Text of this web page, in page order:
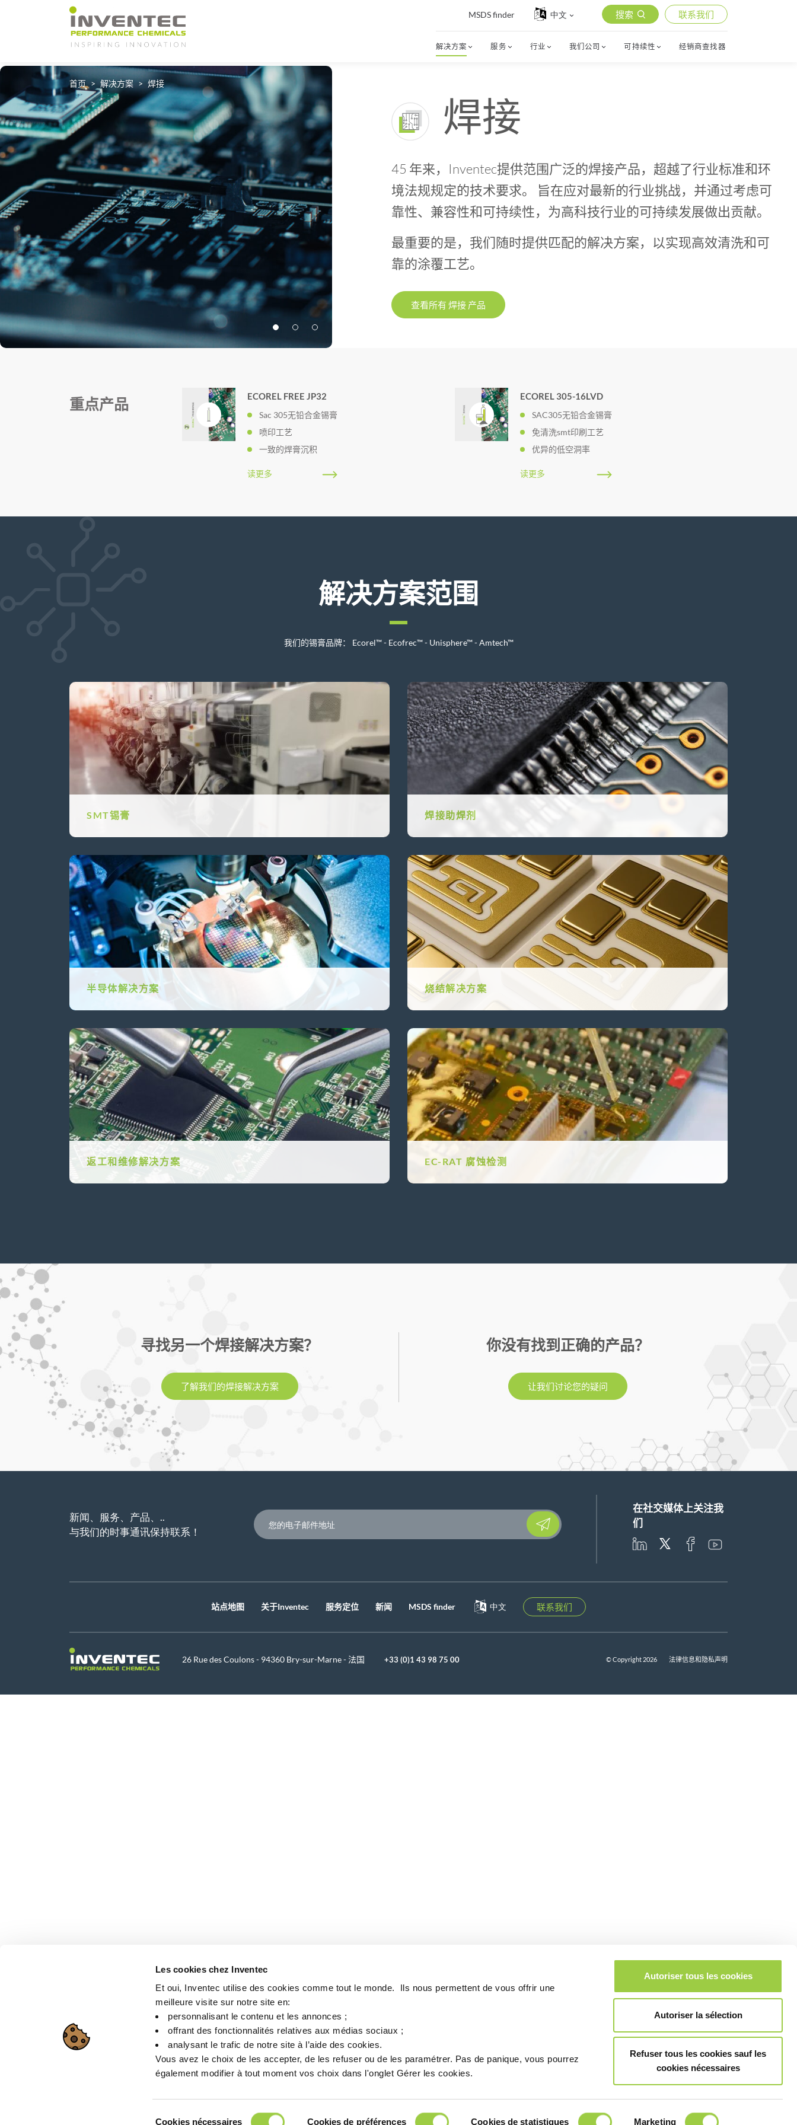
Les cookies chez Inventec
Et oui, Inventec utilise des cookies comme tout le monde. ​ Ils nous permettent de vous offrir une
meilleure visite sur notre site en:​
personnalisant le contenu et les annonces ;​
offrant des fonctionnalités relatives aux médias sociaux ; ​
analysant le trafic de notre site à l’aide des cookies.​
Vous avez le choix de les accepter, de les refuser ou de les paramétrer.​ Pas de panique, vous pourrez
également modifier à tout moment vos choix dans l'onglet Gérer les cookies.​ ​ ​
Cookies nécessaires Cookies de préférences Cookies de statistiques Marketing
Autoriser tous les cookies
Autoriser la sélection
Refuser tous les cookies sauf les
cookies nécessaires
Main Navigation
MSDS finder 中文 搜索 联系我们
解决方案 服务 行业 我们公司 可持续性 经销商查找器
首页 解决方案 焊接
焊接
45 年来，Inventec提供范围广泛的焊接产品，超越了行业标准和环
境法规规定的技术要求。 旨在应对最新的行业挑战，并通过考虑可
靠性、兼容性和可持续性，为高科技行业的可持续发展做出贡献。
最重要的是，我们随时提供匹配的解决方案，以实现高效清洗和可
靠的涂覆工艺。
查看所有 焊接 产品
重点产品 ECOREL FREE JP32
Sac 305无铅合金锡膏
喷印工艺
一致的焊膏沉积
读更多
ECOREL 305-16LVD
SAC305无铅合金锡膏
免清洗smt印刷工艺
优异的低空洞率
读更多
解决方案范围
我们的锡膏品牌： Ecorel™ - Ecofrec™ - Unisphere™ - Amtech™
SMT锡膏 焊接助焊剂
半导体解决方案 烧结解决方案
返工和维修解决方案 EC-RAT 腐蚀检测
寻找另一个焊接解决方案？
了解我们的焊接解决方案
你没有找到正确的产品？
让我们讨论您的疑问
新闻、服务、产品、..
与我们的时事通讯保持联系！
Please leave this field empty.
在社交媒体上关注我
们
站点地图 关于Inventec 服务定位 新闻 MSDS finder 中文 联系我们
26 Rue des Coulons - 94360 Bry-sur-Marne - 法国 +33 (0)1 43 98 75 00 © Copyright 2026 法律信息和隐私声明